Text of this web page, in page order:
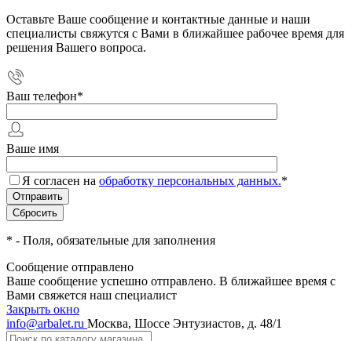
Оставьте Ваше сообщение и контактные данные и наши
специалисты свяжутся с Вами в ближайшее рабочее время для
решения Вашего вопроса.
Ваш телефон*
Ваше имя
Я согласен на обработку персональных данных.*
* - Поля, обязательные для заполнения
Сообщение отправлено
Ваше сообщение успешно отправлено. В ближайшее время с
Вами свяжется наш специалист
Закрыть окно
info@arbalet.ru Москва, Шоссе Энтузиастов, д. 48/1